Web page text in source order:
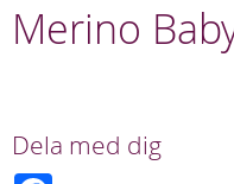
Merino
Dela med dig